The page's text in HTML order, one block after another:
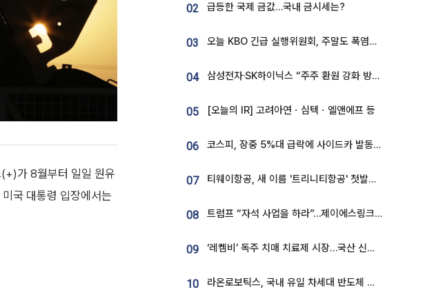
가 8월부터 일일 원유
국 대통령 입장에서는
02 급등한 국제 금값…국내 금시세는?
03 오늘 KBO 긴급 실행위원회, 주말도 폭염취소 될까
04 삼성전자·SK하이닉스 “주주 환원 강화 방안 마련”
05 [오늘의 IR] 고려아연ㆍ심텍ㆍ엘앤에프 등
06 코스피, 장중 5%대 급락에 사이드카 발동…삼성·SK 동반 폭락
07 티웨이항공, 새 이름 '트리니티항공' 첫발…SSC 전략 본격화
08 트럼프 “자석 사업을 하라”…제이에스링크, 비중국 영구자석 공급망 구축 속도
09 ‘레켐비’ 독주 치매 치료제 시장…국산 신약 등장하나
10 라온로보틱스, 국내 유일 차세대 반도체 공정 로봇 개발 ‘고객사 테스트 진행’